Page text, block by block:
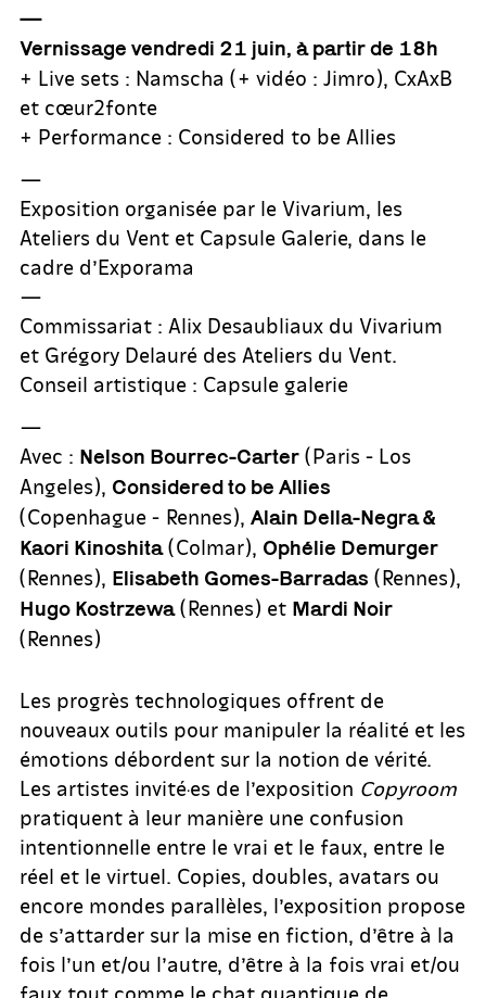
—
Vernissage vendredi 21 juin, à partir de 18h
+ Live sets : Namscha (+ vidéo : Jimro), CxAxB
et cœur2fonte
+ Performance : Considered to be Allies
—
Exposition organisée par le Vivarium, les
Ateliers du Vent et Capsule Galerie, dans le
cadre d’Exporama
—
Commissariat : Alix Desaubliaux du Vivarium
et Grégory Delauré des Ateliers du Vent.
Conseil artistique : Capsule galerie
—
Avec : Nelson Bourrec-Carter (Paris - Los
Angeles), Considered to be Allies
(Copenhague - Rennes), Alain Della-Negra &
Kaori Kinoshita (Colmar), Ophélie Demurger
(Rennes), Elisabeth Gomes-Barradas (Rennes),
Hugo Kostrzewa (Rennes) et Mardi Noir
(Rennes)
Les progrès technologiques offrent de
nouveaux outils pour manipuler la réalité et les
émotions débordent sur la notion de vérité.
Les artistes invité·es de l’exposition Copyroom
pratiquent à leur manière une confusion
intentionnelle entre le vrai et le faux, entre le
réel et le virtuel. Copies, doubles, avatars ou
encore mondes parallèles, l’exposition propose
de s’attarder sur la mise en fiction, d’être à la
fois l’un et/ou l’autre, d’être à la fois vrai et/ou
faux tout comme le chat quantique de